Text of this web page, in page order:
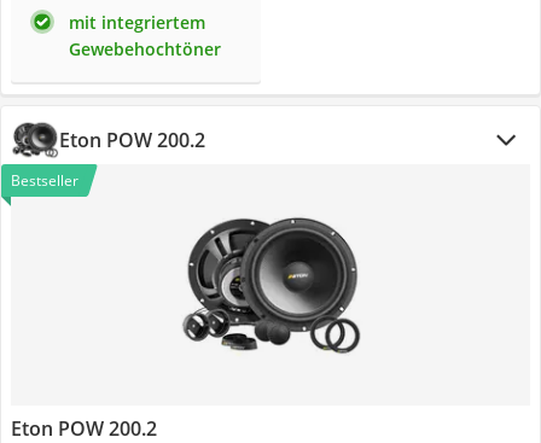
mit integriertem
Gewebehochtöner
Eton POW 200.2
Bestseller
Eton POW 200.2